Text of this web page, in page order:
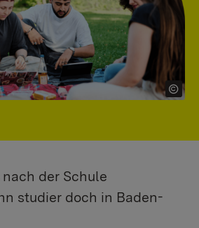
nach der Schule
studier doch in Baden-